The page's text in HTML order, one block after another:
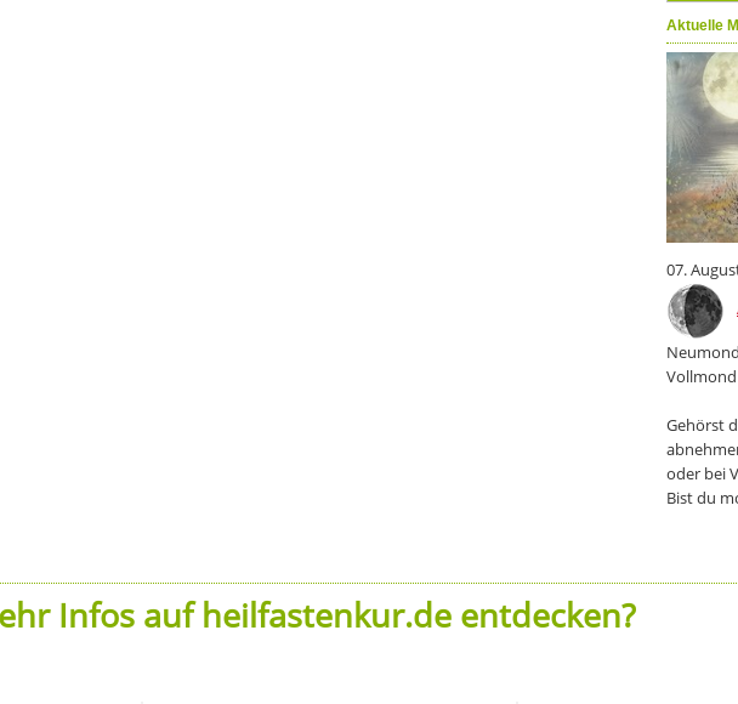
Aktuelle
07.
Vollmond
Gehörst
oder bei
Bist du
Infos auf heilfastenkur.de entdecken?